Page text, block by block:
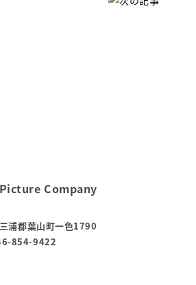
浦郡葉山町一色1790
854-9422